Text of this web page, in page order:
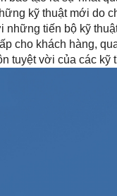
kỹ thuật mới do
những tiến bộ kỹ
cho khách hàng,
tuyệt vời của các kỹ